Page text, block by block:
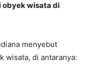
obyek wisata di
menyebut
wisata, di antaranya: